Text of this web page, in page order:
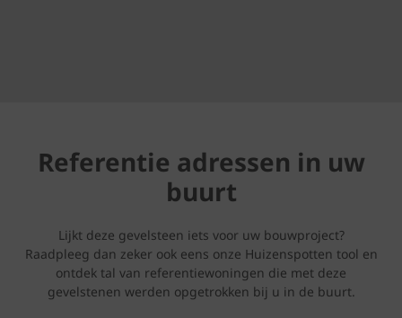
Referentie adressen in uw
buurt
Lijkt deze gevelsteen iets voor uw bouwproject?
Raadpleeg dan zeker ook eens onze Huizenspotten tool en
ontdek tal van referentiewoningen die met deze
gevelstenen werden opgetrokken bij u in de buurt.